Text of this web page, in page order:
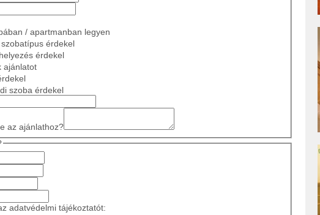
/ apartmanban legyen
érdekel
érdekel
ajánlatot
szoba érdekel
az ajánlathoz?
adatvédelmi tájékoztatót: